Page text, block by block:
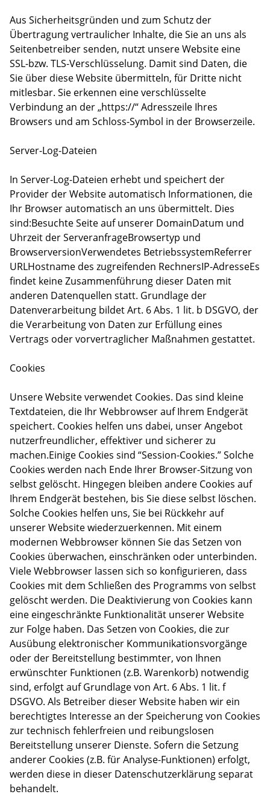
Aus Sicherheitsgründen und zum Schutz der
Übertragung vertraulicher Inhalte, die Sie an uns als
Seitenbetreiber senden, nutzt unsere Website eine
SSL-bzw. TLS-Verschlüsselung. Damit sind Daten, die
Sie über diese Website übermitteln, für Dritte nicht
mitlesbar. Sie erkennen eine verschlüsselte
Verbindung an der „https://“ Adresszeile Ihres
Browsers und am Schloss-Symbol in der Browserzeile.
Server-Log-Dateien
In Server-Log-Dateien erhebt und speichert der
Provider der Website automatisch Informationen, die
Ihr Browser automatisch an uns übermittelt. Dies
sind:Besuchte Seite auf unserer DomainDatum und
Uhrzeit der ServeranfrageBrowsertyp und
BrowserversionVerwendetes BetriebssystemReferrer
URLHostname des zugreifenden RechnersIP-AdresseEs
findet keine Zusammenführung dieser Daten mit
anderen Datenquellen statt. Grundlage der
Datenverarbeitung bildet Art. 6 Abs. 1 lit. b DSGVO, der
die Verarbeitung von Daten zur Erfüllung eines
Vertrags oder vorvertraglicher Maßnahmen gestattet.
Cookies
Unsere Website verwendet Cookies. Das sind kleine
Textdateien, die Ihr Webbrowser auf Ihrem Endgerät
speichert. Cookies helfen uns dabei, unser Angebot
nutzerfreundlicher, effektiver und sicherer zu
machen.Einige Cookies sind “Session-Cookies.” Solche
Cookies werden nach Ende Ihrer Browser-Sitzung von
selbst gelöscht. Hingegen bleiben andere Cookies auf
Ihrem Endgerät bestehen, bis Sie diese selbst löschen.
Solche Cookies helfen uns, Sie bei Rückkehr auf
unserer Website wiederzuerkennen. Mit einem
modernen Webbrowser können Sie das Setzen von
Cookies überwachen, einschränken oder unterbinden.
Viele Webbrowser lassen sich so konfigurieren, dass
Cookies mit dem Schließen des Programms von selbst
gelöscht werden. Die Deaktivierung von Cookies kann
eine eingeschränkte Funktionalität unserer Website
zur Folge haben. Das Setzen von Cookies, die zur
Ausübung elektronischer Kommunikationsvorgänge
oder der Bereitstellung bestimmter, von Ihnen
erwünschter Funktionen (z.B. Warenkorb) notwendig
sind, erfolgt auf Grundlage von Art. 6 Abs. 1 lit. f
DSGVO. Als Betreiber dieser Website haben wir ein
berechtigtes Interesse an der Speicherung von Cookies
zur technisch fehlerfreien und reibungslosen
Bereitstellung unserer Dienste. Sofern die Setzung
anderer Cookies (z.B. für Analyse-Funktionen) erfolgt,
werden diese in dieser Datenschutzerklärung separat
behandelt.